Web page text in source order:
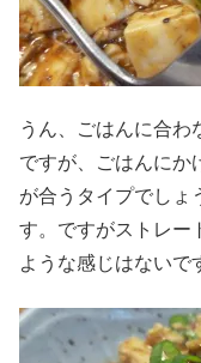
うん、ごはんに合わ
ですが、ごはんにか
が合うタイプでしょ
す。ですがストレー
ような感じはないで